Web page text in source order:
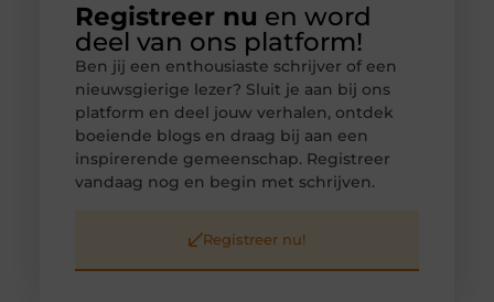
Registreer nu en word
deel van ons platform!
Ben jij een enthousiaste schrijver of een
nieuwsgierige lezer? Sluit je aan bij ons
platform en deel jouw verhalen, ontdek
boeiende blogs en draag bij aan een
inspirerende gemeenschap. Registreer
vandaag nog en begin met schrijven.
Registreer nu!